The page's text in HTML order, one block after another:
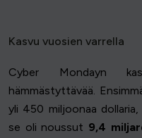
Kasvu vuosien varrella
Cyber Mondayn
hämmästyttävää.
yli 450 miljoonaa
se oli noussut 9,4